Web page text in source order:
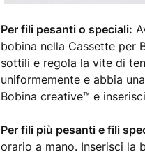
Per fili pesanti o speciali:
bobina nella Cassette per
sottili e regola la vite di
uniformemente e abbia
Bobina creative™ e
Per fili più pesanti e fili
orario a mano. Inserisci la